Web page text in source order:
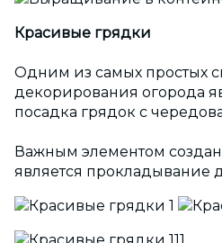
Красивые грядки
Одним из самых простых
декорирования огорода
посадка грядок с
Важным элементом
является прокладывание